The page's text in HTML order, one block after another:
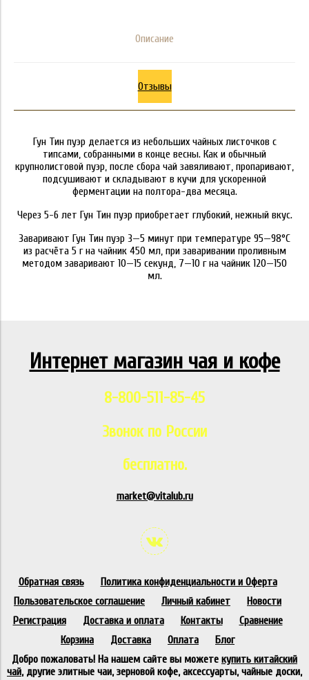
Описание
Отзывы
Гун Тин пуэр делается из небольших чайных листочков с
типсами, собранными в конце весны. Как и обычный
крупнолистовой пуэр, после сбора чай завяливают, пропаривают,
подсушивают и складывают в кучи для ускоренной
ферментации на полтора-два месяца.
Через 5-6 лет Гун Тин пуэр приобретает глубокий, нежный вкус.
Заваривают Гун Тин пуэр 3—5 минут при температуре 95—98°C
из расчёта 5 г на чайник 450 мл, при заваривании проливным
методом заваривают 10—15 секунд, 7—10 г на чайник 120—150
мл.
Интернет магазин чая и кофе
8-800-511-85-45
Звонок по России
бесплатно.
market@vitalub.ru
Обратная связь
Политика конфиденциальности и Оферта
Пользовательское соглашение
Личный кабинет
Новости
Регистрация
Доставка и оплата Контакты
Сравнение
Корзина
Доставка Оплата
Блог
Добро пожаловать! На нашем сайте вы можете купить китайский
чай, другие элитные чаи, зерновой кофе, аксессуарты, чайные доски,